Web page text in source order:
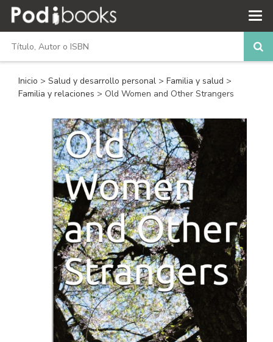
Inicio > Salud y desarrollo personal > Familia y salud >
Familia y relaciones > Old Women and Other Strangers